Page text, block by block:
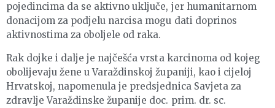
pojedincima da se aktivno uključe, jer humanitarnom
donacijom za podjelu narcisa mogu dati doprinos
aktivnostima za oboljele od raka.
Rak dojke i dalje je najčešća vrsta karcinoma od kojeg
obolijevaju žene u Varaždinskoj županiji, kao i cijeloj
Hrvatskoj, napomenula je predsjednica Savjeta za
zdravlje Varaždinske županije doc. prim. dr. sc.